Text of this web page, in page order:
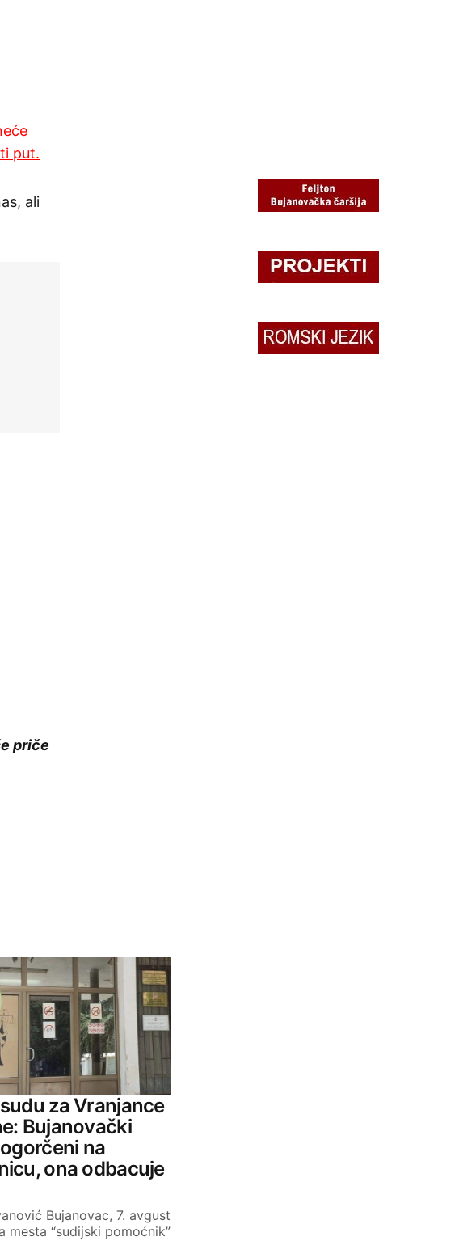
put.
ali
priče
za Vranjance
Bujanovački
na
ona odbacuje
Bujanovac, 7. avgust
mesta “sudijski pomoćnik”